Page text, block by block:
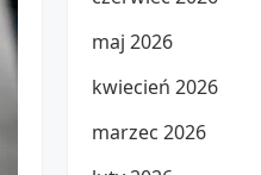
maj 2026
kwiecień 2026
marzec 2026